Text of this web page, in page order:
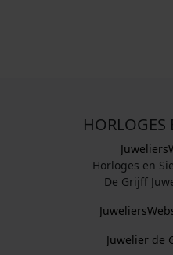
HORLOGES
Horloges en
De Grijff
Juwelier de